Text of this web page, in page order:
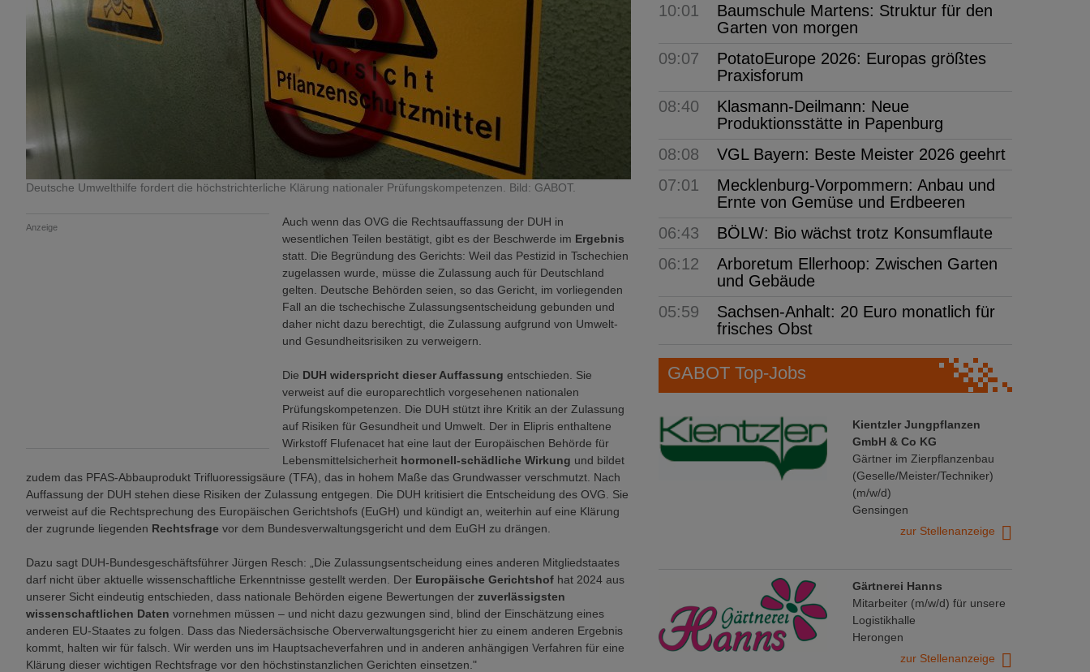
Deutsche Umwelthilfe fordert die höchstrichterliche Klärung nationaler Prüfungskompetenzen. Bild: GABOT.
Anzeige
Auch wenn das OVG die Rechtsauffassung der DUH in
wesentlichen Teilen bestätigt, gibt es der Beschwerde im Ergebnis
statt. Die Begründung des Gerichts: Weil das Pestizid in Tschechien
zugelassen wurde, müsse die Zulassung auch für Deutschland
gelten. Deutsche Behörden seien, so das Gericht, im vorliegenden
Fall an die tschechische Zulassungsentscheidung gebunden und
daher nicht dazu berechtigt, die Zulassung aufgrund von Umwelt-
und Gesundheitsrisiken zu verweigern.
Die DUH widerspricht dieser Auffassung entschieden. Sie
verweist auf die europarechtlich vorgesehenen nationalen
Prüfungskompetenzen. Die DUH stützt ihre Kritik an der Zulassung
auf Risiken für Gesundheit und Umwelt. Der in Elipris enthaltene
Wirkstoff Flufenacet hat eine laut der Europäischen Behörde für
Lebensmittelsicherheit hormonell-schädliche Wirkung und bildet
zudem das PFAS-Abbauprodukt Trifluoressigsäure (TFA), das in hohem Maße das Grundwasser verschmutzt. Nach
Auffassung der DUH stehen diese Risiken der Zulassung entgegen. Die DUH kritisiert die Entscheidung des OVG. Sie
verweist auf die Rechtsprechung des Europäischen Gerichtshofs (EuGH) und kündigt an, weiterhin auf eine Klärung
der zugrunde liegenden Rechtsfrage vor dem Bundesverwaltungsgericht und dem EuGH zu drängen.
Dazu sagt DUH-Bundesgeschäftsführer Jürgen Resch: „Die Zulassungsentscheidung eines anderen Mitgliedstaates
darf nicht über aktuelle wissenschaftliche Erkenntnisse gestellt werden. Der Europäische Gerichtshof hat 2024 aus
unserer Sicht eindeutig entschieden, dass nationale Behörden eigene Bewertungen der zuverlässigsten
wissenschaftlichen Daten vornehmen müssen – und nicht dazu gezwungen sind, blind der Einschätzung eines
anderen EU-Staates zu folgen. Dass das Niedersächsische Oberverwaltungsgericht hier zu einem anderen Ergebnis
kommt, halten wir für falsch. Wir werden uns im Hauptsacheverfahren und in anderen anhängigen Verfahren für eine
Klärung dieser wichtigen Rechtsfrage vor den höchstinstanzlichen Gerichten einsetzen."
10:01
Baumschule Martens: Struktur für den
Garten von morgen
09:07
PotatoEurope 2026: Europas größtes
Praxisforum
08:40
Klasmann-Deilmann: Neue
Produktionsstätte in Papenburg
08:08
VGL Bayern: Beste Meister 2026 geehrt
07:01
Mecklenburg-Vorpommern: Anbau und
Ernte von Gemüse und Erdbeeren
06:43
BÖLW: Bio wächst trotz Konsumflaute
06:12
Arboretum Ellerhoop: Zwischen Garten
und Gebäude
05:59
Sachsen-Anhalt: 20 Euro monatlich für
frisches Obst
GABOT Top-Jobs
Kientzler Jungpflanzen
GmbH & Co KG
Gärtner im Zierpflanzenbau
(Geselle/Meister/Techniker)
(m/w/d)
Gensingen
zur Stellenanzeige
Gärtnerei Hanns
Mitarbeiter (m/w/d) für unsere
Logistikhalle
Herongen
zur Stellenanzeige